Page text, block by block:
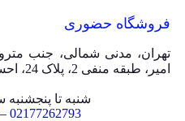
فروشگاه حضوری
تهران، مدنی شمالی، جنب
امیر، طبقه منفی 2، پلاک 24، احسان مارکت
شنبه تا پنجشنبه ساعت
02177262793
–